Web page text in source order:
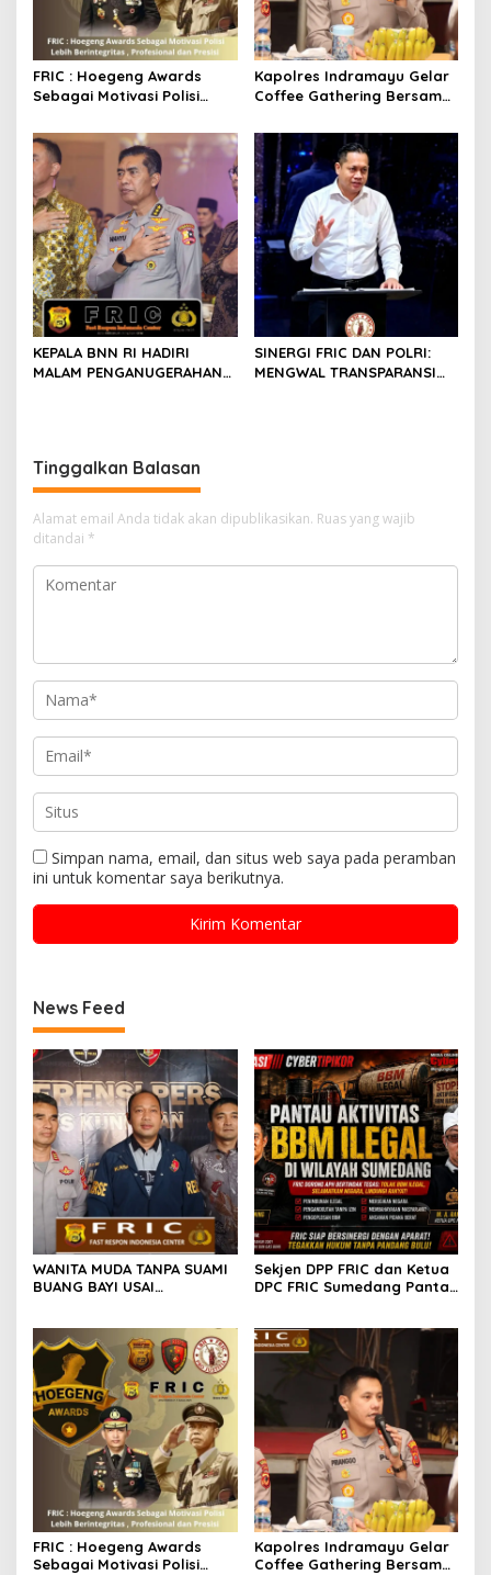
FRIC : Hoegeng Awards
Sebagai Motivasi Polisi
Profesional dan Presisi
Kapolres Indramayu Gelar
Coffee Gathering Bersama
KEPALA BNN RI HADIRI
MALAM PENGANUGERAHAN
SINERGI FRIC DAN POLRI:
MENGWAL TRANSPARANSI
Tinggalkan Balasan
Alamat email Anda tidak akan dipublikasikan. Ruas yang wajib
ditandai *
Simpan nama, email, dan situs web saya pada peramban
ini untuk komentar saya berikutnya.
News Feed
WANITA MUDA TANPA SUAMI
BUANG BAYI USAI
Sekjen DPP FRIC dan Ketua
DPC FRIC Sumedang Pantau
Sumedang, Minta APH
Bertindak Tegas
FRIC : Hoegeng Awards
Sebagai Motivasi Polisi
Kapolres Indramayu Gelar
Coffee Gathering Bersama